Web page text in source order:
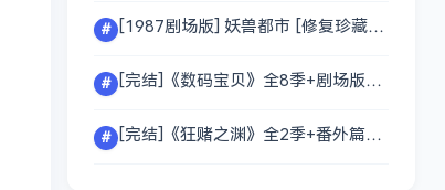
# [1987剧场版] 妖兽都市 [修复珍藏版][1080P][2.2G/夸克]
# [完结]《数码宝贝》全8季+剧场版+OVA [1080P][国粤日][257G/夸克]
# [完结]《狂赌之渊》全2季+番外篇：双 [1080][日语中字][附日剧+美剧+剧场版][25.1G/夸克]